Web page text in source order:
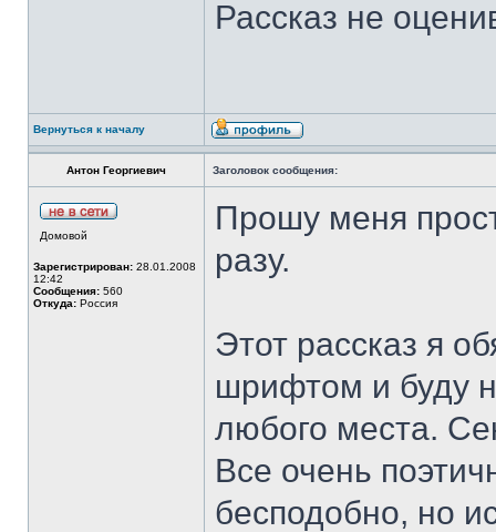
Рассказ не
Вернуться к началу
Антон Георгиевич Заголовок сообщения:
Домовой
Зарегистрирован: 28.01.2008
12:42
Сообщения: 560
Откуда: Россия
Прошу меня
разу.
Этот рассказ я
шрифтом и буду
любого места.
Все очень
бесподобно, но